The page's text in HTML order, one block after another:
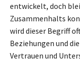
entwickelt, doch
Zusammenhalts
wird dieser Begriff
Beziehungen und
Vertrauen und